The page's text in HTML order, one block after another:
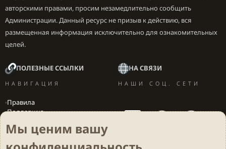
авторскими правами, просим незамедлительно сообщить
Администрации. Данный ресурс не призыв к действию, вся
размещенная информация исключительно для ознакомительных
целей.
ПОЛЕЗНЫЕ ССЫЛКИ
НАВИГАЦИЯ
Правила
Поддержка
Локализация игр
НА СВЯЗИ
НАШИ СОЦ. СЕТИ
Мы ценим вашу